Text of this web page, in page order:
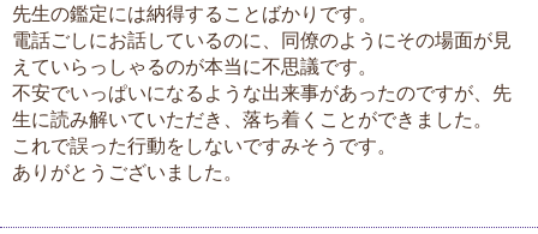
先生の鑑定には納得することばかりです。
電話ごしにお話しているのに、同僚のようにその場面が見
えていらっしゃるのが本当に不思議です。
不安でいっぱいになるような出来事があったのですが、先
生に読み解いていただき、落ち着くことができました。
これで誤った行動をしないですみそうです。
ありがとうございました。